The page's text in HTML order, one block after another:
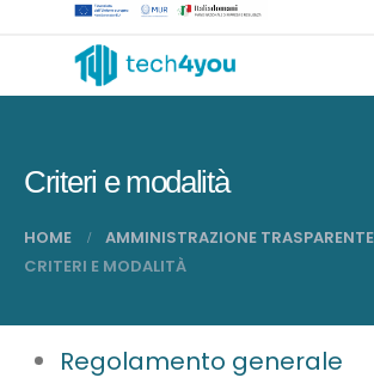
Criteri e modalità
HOME
AMMINISTRAZIONE TRASPARENTE
CRITERI E MODALITÀ
Regolamento generale